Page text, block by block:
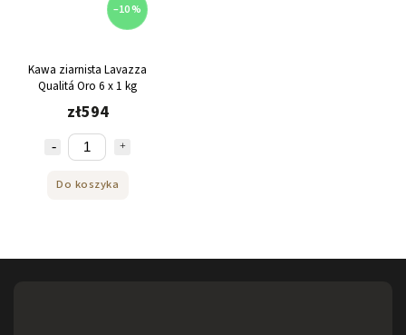
–10 %
Kawa ziarnista Lavazza
Qualitá Oro 6 x 1 kg
zł594
Do koszyka